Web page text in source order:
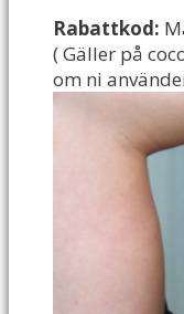
Rabattkod:
( Gäller på
om ni